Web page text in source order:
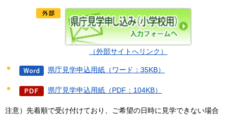
（外部サイトへリンク）
県庁見学申込用紙（ワード：35KB）
県庁見学申込用紙（PDF：104KB）
注意）先着順で受け付けており、ご希望の日時に見学できない場合